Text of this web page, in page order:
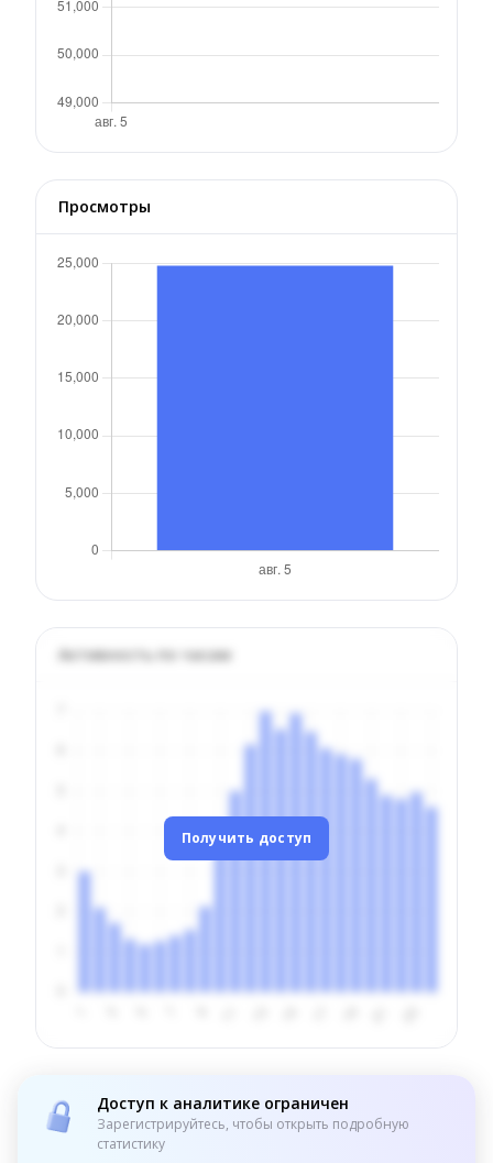
Просмотры
Активность по часам
Получить доступ
Доступ к аналитике ограничен
Зарегистрируйтесь, чтобы открыть подробную
статистику